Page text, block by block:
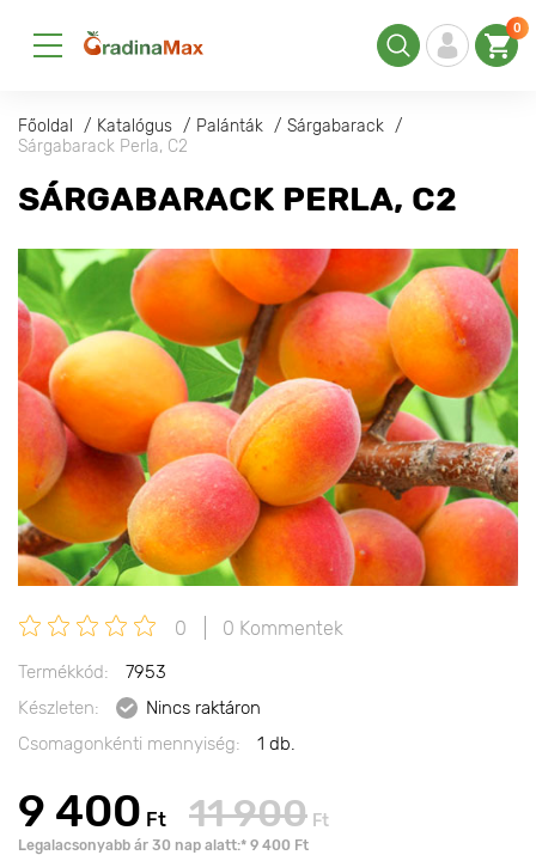
0
Főoldal Katalógus Palánták
Sárgabarack
Sárgabarack Perla, С2
SÁRGABARACK PERLA, С2
0 0 Kommentek
Termékkód:
7953
Készleten:
Nincs raktáron
Csomagonkénti mennyiség:
1 db.
9 400 Ft 11 900 Ft
Legalacsonyabb ár 30 nap alatt:* 9 400 Ft